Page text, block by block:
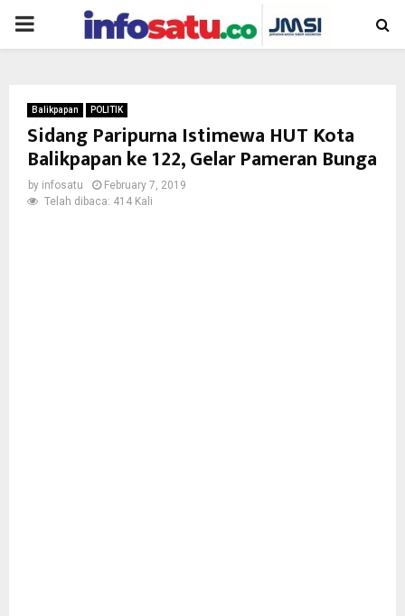
PRIMARY
Balikpapan POLITIK
Sidang Paripurna Istimewa HUT Kota
Balikpapan ke 122, Gelar Pameran Bunga
by infosatu
February 7, 2019
Telah dibaca: 414 Kali